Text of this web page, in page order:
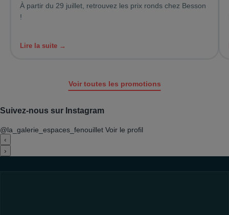
À partir du 29 juillet, retrouvez les prix ronds chez Besson
!
Lire la suite →
Voir toutes les promotions
Suivez-nous sur Instagram
@la_galerie_espaces_fenouillet Voir le profil
‹
›